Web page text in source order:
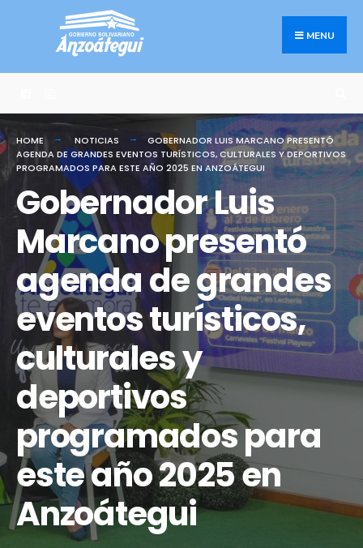
MENU
HOME NOTICIAS
GOBERNADOR LUIS MARCANO PRESENTÓ
AGENDA DE GRANDES EVENTOS TURÍSTICOS, CULTURALES Y DEPORTIVOS
PROGRAMADOS PARA ESTE AÑO 2025 EN ANZOÁTEGUI
Gobernador Luis
Marcano presentó
agenda de grandes
eventos turísticos,
culturales y
deportivos
programados para
este año 2025 en
Anzoátegui
Search